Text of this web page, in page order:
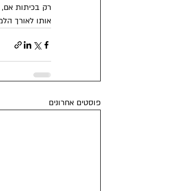
רק בכיתות
אותו לאורך
פוסטים אחרונים